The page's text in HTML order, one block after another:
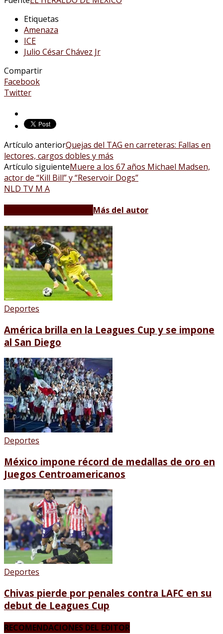
Etiquetas
Amenaza
ICE
Julio César Chávez Jr
Compartir
Facebook
Twitter
Artículo anteriorQuejas del TAG en carreteras: Fallas en
lectores, cargos dobles y más
Artículo siguienteMuere a los 67 años Michael Madsen,
actor de “Kill Bill” y “Reservoir Dogs”
NLD TV M A
Más del autor
Deportes
América brilla en la Leagues Cup y se impone
al San Diego
Deportes
México impone récord de medallas de oro en
Juegos Centroamericanos
Deportes
Chivas pierde por penales contra LAFC en su
debut de Leagues Cup
RECOMENDACIONES DEL EDITOR